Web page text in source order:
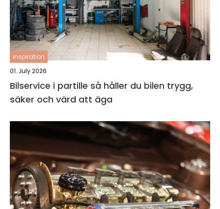
inspiration
01. July 2026
Bilservice i partille så håller du bilen trygg,
säker och värd att äga